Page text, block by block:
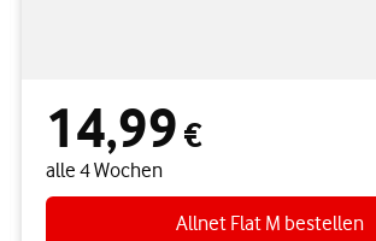
14,99 € alle 4 Wochen
14,99 €
alle 4 Wochen
Allnet Flat M bestellen